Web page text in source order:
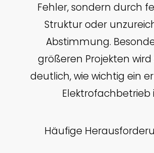
Fehler, sondern durch
Struktur oder
Abstimmung.
größeren Projekten
deutlich, wie wichtig ein
Elektrofachbetrieb
Häufige